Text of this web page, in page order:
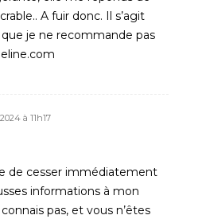
A fuir donc. Il s’agit
je ne recommande pas
à 11h17
de cesser immédiatement
informations à mon
pas, et vous n’êtes